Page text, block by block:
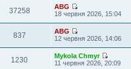
37258
ABG
18 червня 2026, 15:04
837
ABG
12 червня 2026, 14:06
1230
Mykola Chmyr
11 червня 2026, 20:09